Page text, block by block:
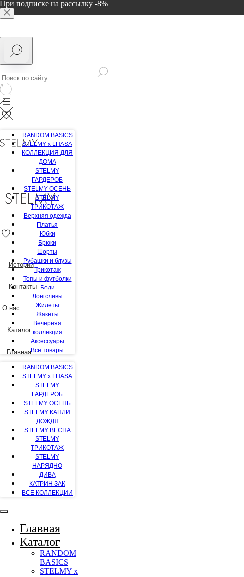
При подписке на рассылку -8%
Истории
Каталог
Главная
RANDOM BASICS
STELMY x LHASA
КОЛЛЕКЦИЯ ДЛЯ
ДОМА
STELMY
ГАРДЕРОБ
STELMY ОСЕНЬ
STELMY
ТРИКОТАЖ
Верхняя одежда
Платья
Юбки
Брюки
Шорты
Рубашки и блузы
Трикотаж
Топы и футболки
Боди
Лонгсливы
Жилеты
Жакеты
Вечерняя
коллекция
Аксессуары
Все товары
RANDOM BASICS
STELMY x LHASA
STELMY
ГАРДЕРОБ
STELMY ОСЕНЬ
STELMY КАПЛИ
ДОЖДЯ
STELMY ВЕСНА
STELMY
ТРИКОТАЖ
STELMY
НАРЯДНО
ДИВА
КАТРИН ЗАК
ВСЕ КОЛЛЕКЦИИ
Главная
Каталог
RANDOM
BASICS
STELMY x